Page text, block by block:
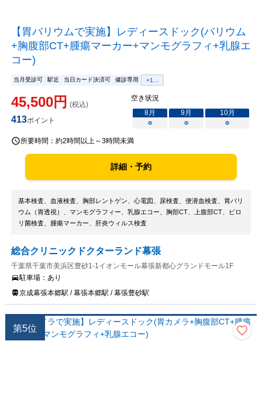
【胃バリウムで実施】レディースドック(バリウム
+胸腹部CT+腫瘍マーカー+マンモグラフィ+乳腺エ
コー)
当月受診可 駅近 当日カード決済可 健診専用 +1...
45,500円 (税込)
413ポイント
空き状況
8月 9月 10月
○
○ ○
所要時間： 約2時間以上～3時間未満
詳細・予約
基本検査、血液検査、胸部レントゲン、心電図、尿検査、便潜血検査、胃バリ
ウム（胃透視）、マンモグラフィー、乳腺エコー、胸部CT、上腹部CT、ピロ
リ菌検査、腫瘍マーカー、肝炎ウィルス検査
総合クリニックドクターランド幕張
千葉県千葉市美浜区豊砂1-1イオンモール幕張新都心グランドモール1F
駐車場： あり
京成幕張本郷駅 / 幕張本郷駅 / 幕張豊砂駅
第5位